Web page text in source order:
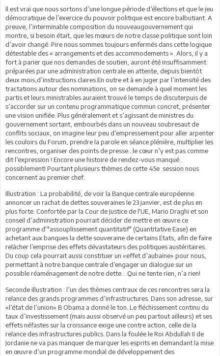
Il est vrai que nous sortons d’une longue période d’élections et que le jeu
démocratique de l’exercice du pouvoir politique est encore balbutiant. A
preuve, l’interminable composition du nouveaugouvernement qui
montre, si besoin était, que les mœurs de notre classe politique sont loin
d’avoir changé. Pire nous sommes toujours enfermés dans cette logique
détestable des « arrangements et des accommodements ». Alors, il y a
fort à parier que nos demandes de soutien, auront été insuffisamment
préparées par une administration centrale en attente, depuis bientôt
deux mois,d’instructions claires.En outre et à en juger par l’intensité des
tractations autour des nominations, on se demande à quel moment les
partis et leurs ministrables auraient trouvé le temps de discuterpuis de
s’accorder sur un contenu programmatique commun concret, présenter
une vision unifiée. Plus généralement et s’agissant de ministres du
gouvernement sortant, embourbés dans un nouveau soubresaut de
conflits sociaux, on imagine leur peu d’empressement pour aller arpenter
les couloirs du Forum, prendre la parole en séance plénière, multiplier les
rencontres, organiser des points de presse…le cœur n’y est pas comme
dit l’expression ! Encore une histoire de rendez-vous manqué…
possiblement! Pourtant plusieurs thèmes de cette 45e session nous
concernent au premier chef.
Illustration : La probabilité, de voir la Banque centrale européenne
annoncer un rachat de dettes souveraines le 23 janvier, est de plus en
plus forte. Confortée par la Cour de Justice de l'UE, Mario Draghi et son
conseil d’administration pourrait décider de mettre en œuvre ce
programme d'"assouplissement quantitatif" (Quantitative Ease) en
achetant aux banques la dette souveraine de certains Etats, afin de faire
relâcher l’emprise des effets dévastateurs des politiques austéritaires.
Du coup cela pourrait aussi constituer un «effet d’aubaine» pour nous,
permettant à notre banque centrale d’engager un dialogue sur un
possible réaménagement de notre dette….Qui ne tente rien, n’a rien!
Seconde illustration : l’un des thèmes centraux de ces rencontres sera la
relance des grands programmes d’infrastructures. Dans son adresse, sur
«l’état de l’union» B Obama a donné le ton. Le fléchissement continu du
taux d’investissement (mais aussi observé un peu partout ailleurs) et ses
effets néfastes sur la croissance exige une contre action, celle de la
relance des infrastructures publics. Dans la foulée le Roi Abdullah II de
Jordanie ne va pas manquer de marquer les esprits en demandant la mise
en œuvre d’un programme mondial de développement des